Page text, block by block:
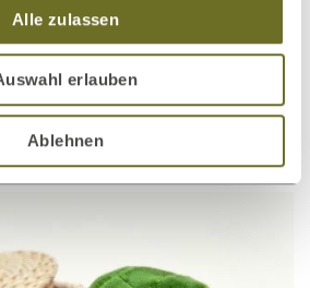
Alle zulassen
erlauben
Ablehnen
aus